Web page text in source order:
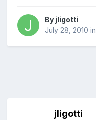
By jligotti
July 28, 2010 in
jligotti